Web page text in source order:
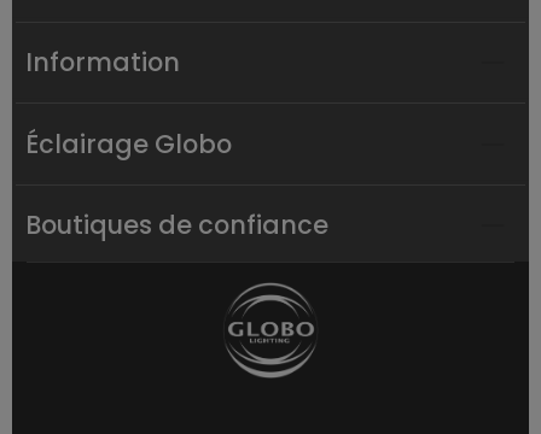
Information
Éclairage Globo
Boutiques de confiance